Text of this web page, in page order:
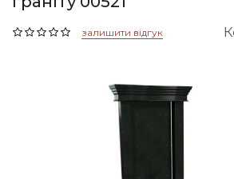
залишити відгук